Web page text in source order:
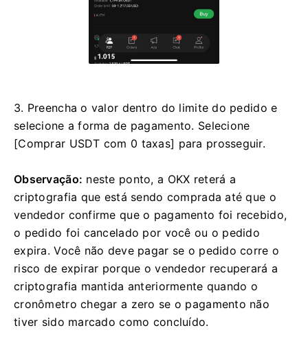
selecione a forma de pagamento. Selecione
[Comprar USDT com 0 taxas] para prosseguir.
Observação: neste ponto, a OKX reterá a
criptografia que está sendo comprada até que o
vendedor confirme que o pagamento foi recebido,
o pedido foi cancelado por você ou o pedido
expira. Você não deve pagar se o pedido corre o
risco de expirar porque o vendedor recuperará a